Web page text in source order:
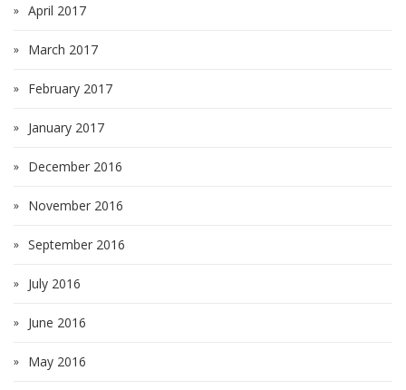
April 2017
March 2017
February 2017
January 2017
December 2016
November 2016
September 2016
July 2016
June 2016
May 2016